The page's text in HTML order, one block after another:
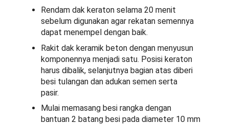
Rendam dak keraton selama 20 menit
sebelum digunakan agar rekatan semennya
dapat menempel dengan baik.
Rakit dak keramik beton dengan menyusun
komponennya menjadi satu. Posisi keraton
harus dibalik, selanjutnya bagian atas diberi
besi tulangan dan adukan semen serta
pasir.
Mulai memasang besi rangka dengan
bantuan 2 batang besi pada diameter 10 mm